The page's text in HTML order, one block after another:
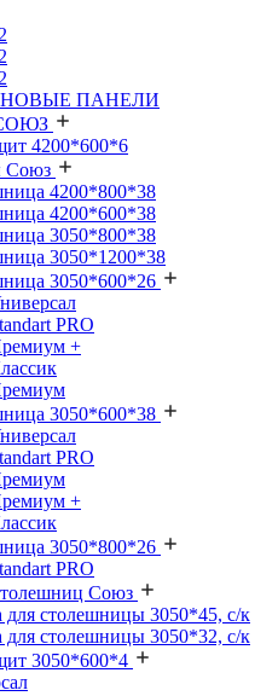
ПАНЕЛИ
4200*600*6
Союз
4200*800*38
4200*600*38
3050*800*38
3050*1200*38
3050*600*26
PRO
+
3050*600*38
PRO
+
3050*800*26
PRO
Союз
для столешницы 3050*45, с/к
для столешницы 3050*32, с/к
3050*600*4